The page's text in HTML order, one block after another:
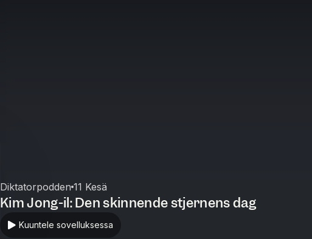
Diktatorpodden 11 Kesä
Kim Jong-il: Den skinnende stjernens dag
Kuuntele sovelluksessa